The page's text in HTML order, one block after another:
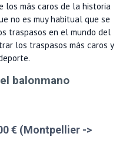
los más caros de la historia
no es muy habitual que se
traspasos en el mundo del
los traspasos más caros y
balonmano
€ (Montpellier ->